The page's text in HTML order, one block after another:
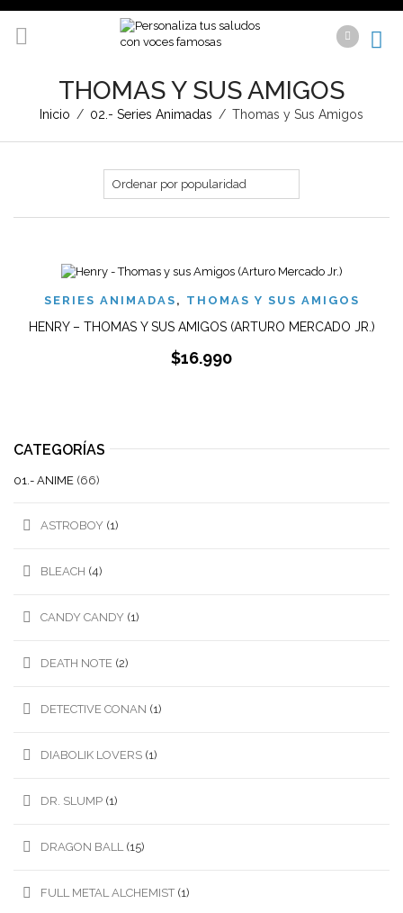
THOMAS Y SUS AMIGOS
Inicio / 02.- Series Animadas / Thomas y Sus Amigos
SERIES ANIMADAS , THOMAS Y SUS AMIGOS
HENRY – THOMAS Y SUS AMIGOS (ARTURO MERCADO JR.)
$16.990
CATEGORÍAS
01.- ANIME (66)
ASTROBOY (1)
BLEACH (4)
CANDY CANDY (1)
DEATH NOTE (2)
DETECTIVE CONAN (1)
DIABOLIK LOVERS (1)
DR. SLUMP (1)
DRAGON BALL (15)
FULL METAL ALCHEMIST (1)